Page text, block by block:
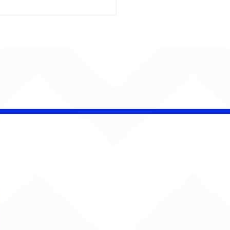
O SOM!